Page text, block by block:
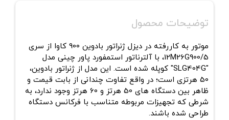
توضیحات محصول
موتور به کاررفته در دیزل ژنراتور بادوین 900 کاوا از سری
12M26G900/5، با آلترناتور استمفورد پاور چینی مدل
"SLG404G" کوپله شده است. این مدل از ژنراتور بادوین،
50 هرتزی است؛ در واقع تفاوت چندانی از بابت قیمت و
ظاهر بین دستگاه های 50 هرتز و 60 هرتز وجود ندارد، به
شرطی که تجهیزات مربوطه متناسب با فرکانس دستگاه
طراحی شده باشند.